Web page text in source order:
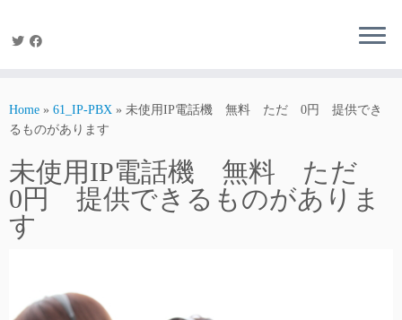
Home » 61_IP-PBX » 未使用IP電話機 無料 ただ 0円 提供でき
るものがあります
未使用IP電話機 無料 ただ
0円 提供できるものがありま
す